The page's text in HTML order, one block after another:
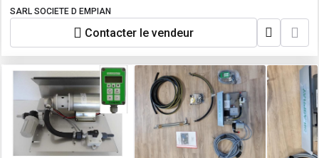
SARL SOCIETE D EMPIAN
Contacter le vendeur